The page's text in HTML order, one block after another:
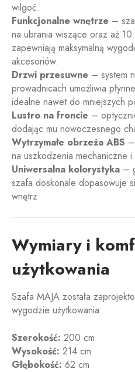
wilgoć.
Funkcjonalne wnętrze –
na ubrania wiszące oraz aż 10
zapewniają maksymalną
akcesoriów.
Drzwi przesuwne – system
prowadnicach umożliwia
idealne nawet do mniejszych
Lustro na froncie –
dodając mu nowoczesnego
Wytrzymałe obrzeża ABS
na uszkodzenia mechaniczne i
Uniwersalna kolorystyka –
szafa doskonale dopasowuje
wnętrz
Wymiary i
użytkowania
Szafa MAJA została
wygodzie użytkowania:
Szerokość: 200 cm
Wysokość: 214 cm
Głębokość: 62 cm